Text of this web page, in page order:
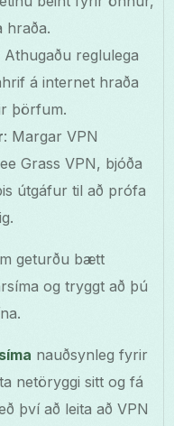
hraða.
Athugaðu reglulega
á internet hraða
þörfum.
: Margar VPN
Grass VPN, bjóða
útgáfur til að prófa
geturðu bætt
og tryggt að þú
nauðsynleg fyrir
netöryggi sitt og fá
því að leita að VPN